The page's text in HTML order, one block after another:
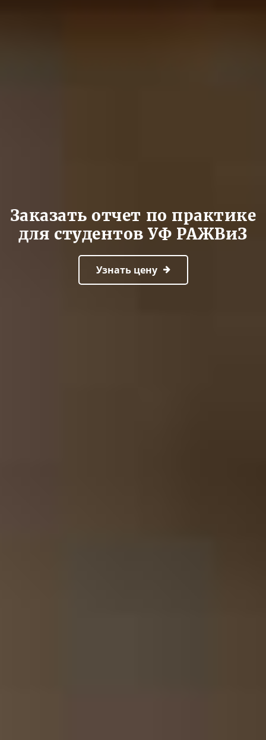
Заказать отчет по практике
для студентов УФ РАЖВиЗ
Узнать цену